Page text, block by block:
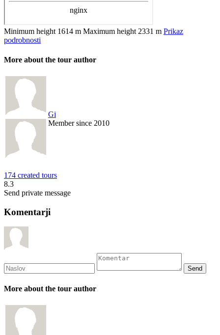
Minimum height 1614 m Maximum height 2331 m Prikaz
podrobnosti
More about the tour author
Gi
Member since 2010
174 created tours
8.3
Send private message
Komentarji
More about the tour author